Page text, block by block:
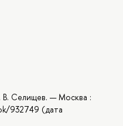
В. Селищев. — Москва :
932749 (дата